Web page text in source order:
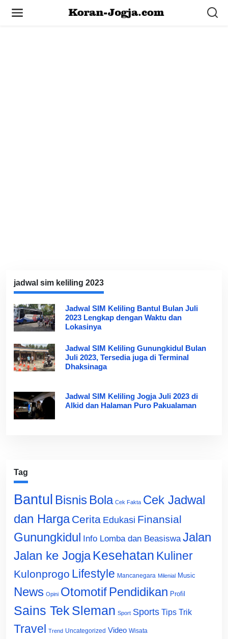
jadwal sim keliling 2023
Jadwal SIM Keliling Bantul Bulan Juli
2023 Lengkap dengan Waktu dan
Lokasinya
Jadwal SIM Keliling Gunungkidul Bulan
Juli 2023, Tersedia juga di Terminal
Dhaksinaga
Jadwal SIM Keliling Jogja Juli 2023 di
Alkid dan Halaman Puro Pakualaman
Tag
Bantul Bisnis Bola Cek Fakta Cek Jadwal
dan Harga Cerita Edukasi Finansial
Gunungkidul Info Lomba dan Beasiswa Jalan
Jalan ke Jogja Kesehatan Kuliner
Kulonprogo Lifestyle Mancanegara Milenial Music
News Opini Otomotif Pendidikan Profil
Sains Tek Sleman Sport Sports Tips Trik
Travel Trend Uncategorized Video Wisata